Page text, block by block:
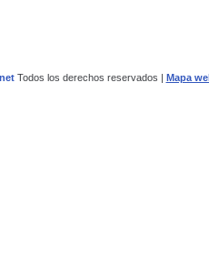
Todos los derechos reservados | Mapa